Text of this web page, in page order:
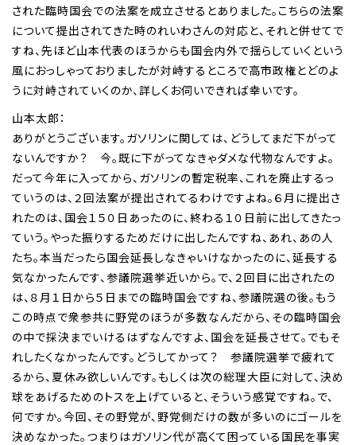
された臨時国会での法案を成立させるとありました。こちらの法案
について提出されてきた時のれいわさんの対応と、それと併せてで
すね、先ほど山本代表のほうからも国会内外で揺らしていくという
風におっしゃっておりましたが対峙するところで高市政権とどのよ
うに対峙されていくのか、詳しくお伺いできれば幸いです。
山本太郎：
ありがとうございます。ガソリンに関しては、どうしてまだ下がって
ないんですか？ 今。既に下がってなきゃダメな代物なんですよ。
だって今年に入ってから、ガソリンの暫定税率、これを廃止するっ
ていうのは、２回法案が提出されてるわけですよね。６月に提出さ
れたのは、国会１５０日あったのに、終わる１０日前に出してきたっ
ていう。やった振りするためだけに出したんですね、あれ、あの人
たち。本当だったら国会延長しなきゃいけなかったのに、延長する
気なかったんです、参議院選挙近いから。で、２回目に出されたの
は、８月１日から５日までの臨時国会ですね、参議院選の後。もう
この時点で衆参共に野党のほうが多数なんだから、その臨時国会
の中で採決までいけるはずなんですよ、国会を延長させて。でもそ
れしたくなかったんです。どうしてかって？ 参議院選挙で疲れて
るから、夏休み欲しいんです。もしくは次の総理大臣に対して、決め
球をあげるためのトスを上げていると、そういう感覚ですね。で、
何ですか。今回、その野党が、野党側だけの数が多いのにゴールを
決めなかった。つまりはガソリン代が高くて困っている国民を事実